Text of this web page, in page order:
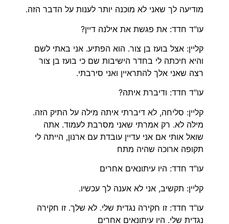
מודיעה לך שאני לא מוכנה יותר לענות על הדבר הזה.
עו"ד חדד: את פגשת את אילנה דיין?
קליין: אצל בועז בן צור. הוא הפתיע. אני באתי לשם
והיא חיכתה לי בחדר הישיבות שם כי בועז בן צור
רצה שאני אלך להתראיין ואני סירבתי.
עו"ד חדד: ודיברת איתה?
קליין: סליחה, לא דיברתי איתה מילה על התיק הזה.
מילה לא. רק אמרתי שאני מסרבת לעמוד. אתה
שואל אותי אם אני עדיין עובדת עם ארנון, הייתה לי
תקופה ארוכה שהיה מתח
עו"ד חדד: היו עיתונאים אחרים
קליין: תקשיב, אני לא אענה לך עכשיו.
עו"ד חדד: זו חקירה נגדית שלי. לא שלך. זו חקירה
נגדית שלי. היו עיתונאים אחרים